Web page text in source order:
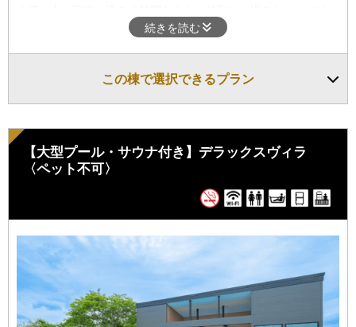
続きを読む
この棟で選択できるプラン
【大型プール・サウナ付き】デラックスヴィラ
〈ペット不可〉